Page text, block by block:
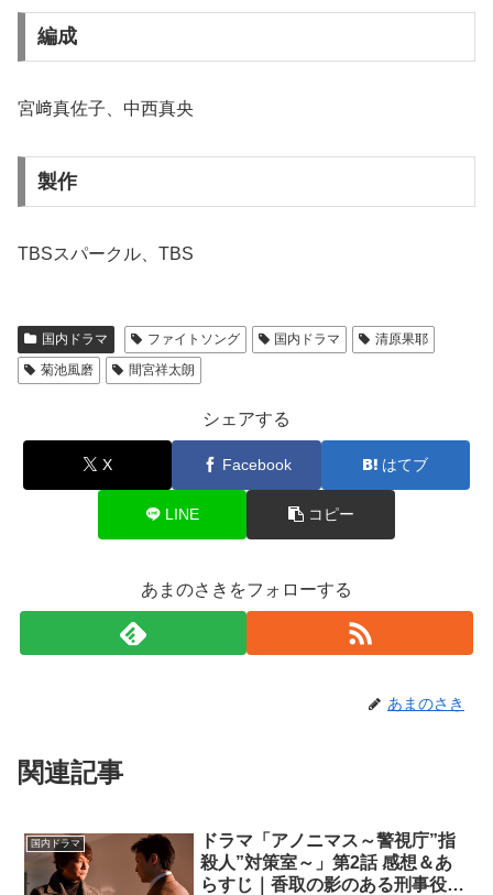
編成
宮﨑真佐子、中西真央
製作
TBSスパークル、TBS
国内ドラマ ファイトソング 国内ドラマ
清原果耶
菊池風磨
間宮祥太朗
シェアする
X Facebook はてブ
LINE コピー
あまのさきをフォローする
あまのさき
関連記事
国内ドラマ
ドラマ「アノニマス～警視庁”指
殺人”対策室～」第2話 感想＆あ
らすじ｜香取の影のある刑事役に